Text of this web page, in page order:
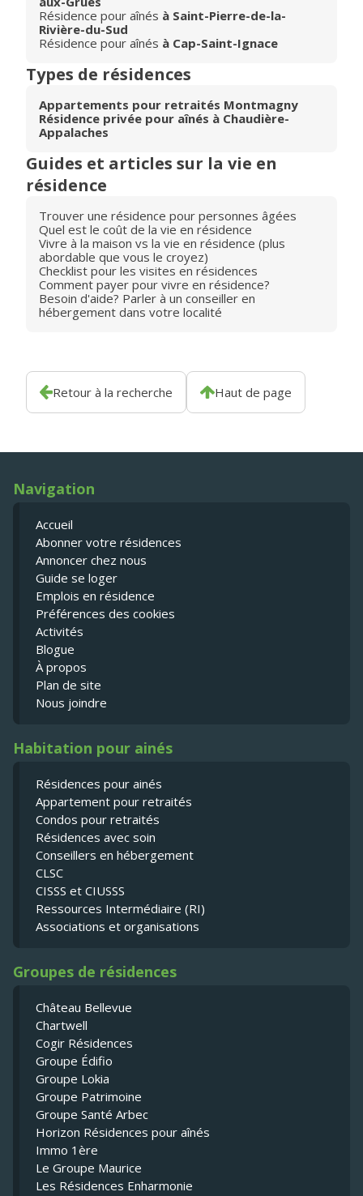
Résidence pour aînés à Saint-Pierre-de-la-
Rivière-du-Sud
Résidence pour aînés à Cap-Saint-Ignace
Types de résidences
Appartements pour retraités Montmagny
Résidence privée pour aînés à Chaudière-
Appalaches
Guides et articles sur la vie en
résidence
Trouver une résidence pour personnes âgées
Quel est le coût de la vie en résidence
Vivre à la maison vs la vie en résidence (plus
abordable que vous le croyez)
Checklist pour les visites en résidences
Comment payer pour vivre en résidence?
Besoin d'aide? Parler à un conseiller en
hébergement dans votre localité
Retour à la recherche Haut de page
Navigation
Accueil
Abonner votre résidences
Annoncer chez nous
Guide se loger
Emplois en résidence
Préférences des cookies
Activités
Blogue
À propos
Plan de site
Nous joindre
Habitation pour ainés
Résidences pour ainés
Appartement pour retraités
Condos pour retraités
Résidences avec soin
Conseillers en hébergement
CLSC
CISSS et CIUSSS
Ressources Intermédiaire (RI)
Associations et organisations
Groupes de résidences
Château Bellevue
Chartwell
Cogir Résidences
Groupe Édifio
Groupe Lokia
Groupe Patrimoine
Groupe Santé Arbec
Horizon Résidences pour aînés
Immo 1ère
Le Groupe Maurice
Les Résidences Enharmonie